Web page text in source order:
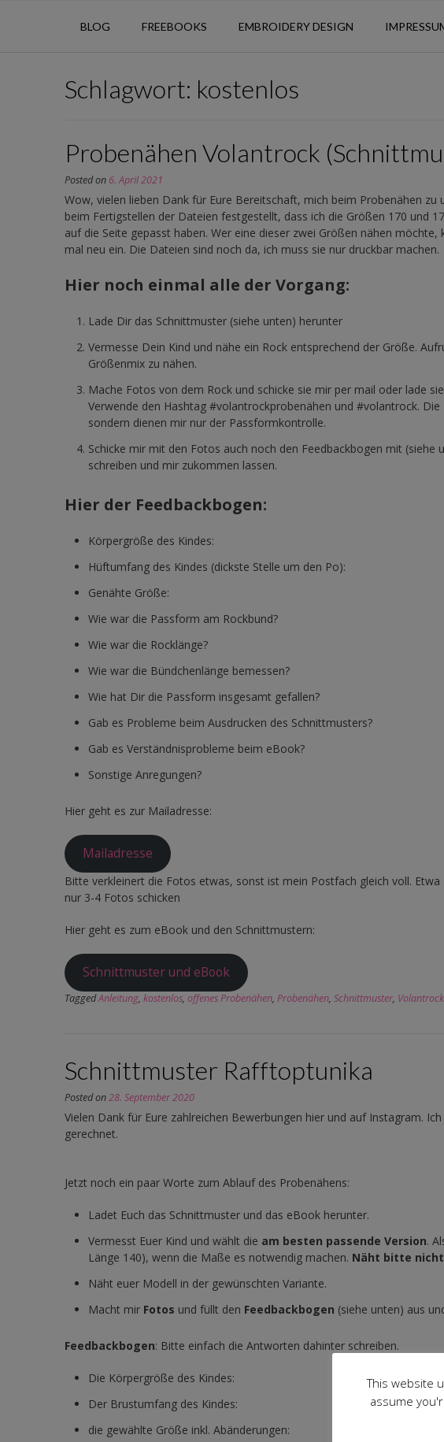
BLOG FREEBOOKS EMBROIDERY DESIGN
Schlagwort: kostenlos
Probenähen Volantrock
Posted on 6. April 2021
Wow, vielen lieben Dank für Eure Bereitschaft, mich beim Probenähen
beim Fertigstellen der Dateien festgestellt, dass ich die Größen 170 und
auf die Seite gepasst haben. Wer eine dieser zwei Größen nähen
mal neu ein. Die Dateien sind noch da, ich muss sie nur druckbar machen.
Hier noch einmal alle der Vorgang:
Lade Dir das Schnittmuster (siehe unten) herunter
Vermesse Dein Kind und nähe ein Rock entsprechend der Größe.
Größenmix zu nähen.
Mache Fotos von dem Rock und schicke sie mir per mail oder lade
Verwende den Hashtag #volantrockprobenähen und #volantrock.
sondern dienen mir nur der Passformkontrolle.
Schicke mir mit den Fotos auch noch den Feedbackbogen mit
schreiben und mir zukommen lassen.
Hier der Feedbackbogen:
Körpergröße des Kindes:
Hüftumfang des Kindes (dickste Stelle um den Po):
Genähte Größe:
Wie war die Passform am Rockbund?
Wie war die Rocklänge?
Wie war die Bündchenlänge bemessen?
Wie hat Dir die Passform insgesamt gefallen?
Gab es Probleme beim Ausdrucken des Schnittmusters?
Gab es Verständnisprobleme beim eBook?
Sonstige Anregungen?
Hier geht es zur Mailadresse:
Mailadresse
Bitte verkleinert die Fotos etwas, sonst ist mein Postfach gleich voll.
nur 3-4 Fotos schicken
Hier geht es zum eBook und den Schnittmustern:
Schnittmuster und eBook
TaggedAnleitung, kostenlos, offenes Probenähen, Probenähen, Schnittmuster, Volantrock
Schnittmuster Rafftoptunika
Posted on28. September 2020
Vielen Dank für Eure zahlreichen Bewerbungen hier und auf Instagram.
gerechnet.
Jetzt noch ein paar Worte zum Ablauf des Probenähens:
Ladet Euch das Schnittmuster und das eBook herunter.
Vermesst Euer Kind und wählt die am besten passende Version.
Länge 140), wenn die Maße es notwendig machen. Näht bitte
Näht euer Modell in der gewünschten Variante.
Macht mir Fotos und füllt den Feedbackbogen (siehe unten) aus
Feedbackbogen: Bitte einfach die Antworten dahinter schreiben.
Die Körpergröße des Kindes:
Der Brustumfang des Kindes:
die gewählte Größe inkl. Abänderungen:
This website
assume